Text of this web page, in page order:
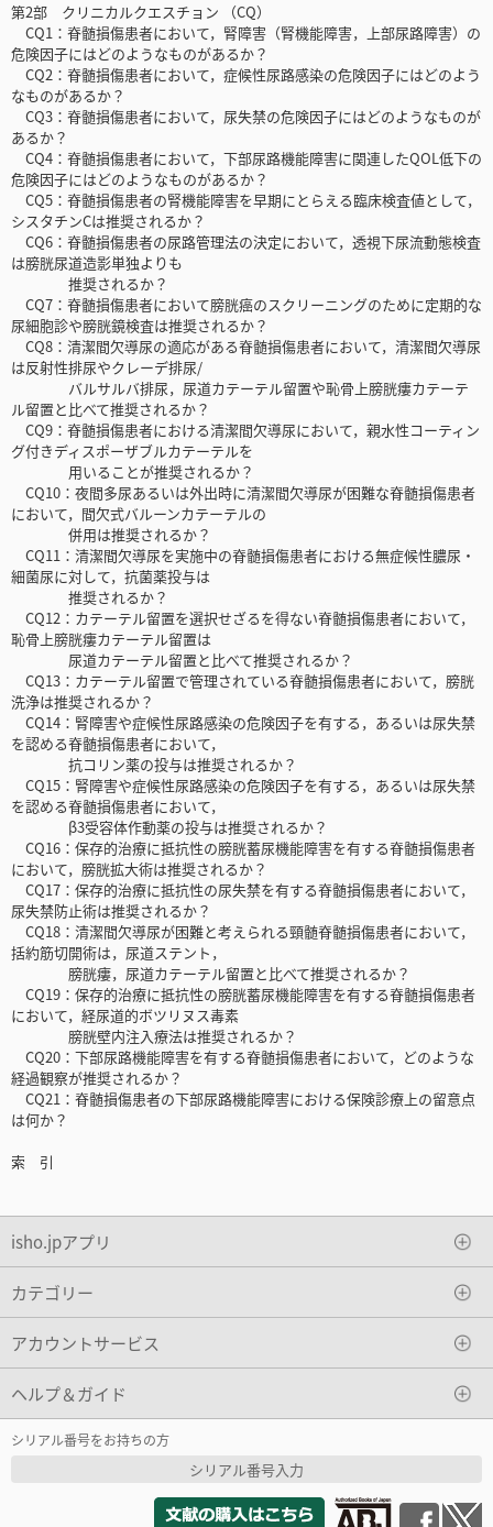
第2部 クリニカルクエスチョン （CQ）
CQ1：脊髄損傷患者において，腎障害（腎機能障害，上部尿路障害）の
危険因子にはどのようなものがあるか？
CQ2：脊髄損傷患者において，症候性尿路感染の危険因子にはどのよう
なものがあるか？
CQ3：脊髄損傷患者において，尿失禁の危険因子にはどのようなものが
あるか？
CQ4：脊髄損傷患者において，下部尿路機能障害に関連したQOL低下の
危険因子にはどのようなものがあるか？
CQ5：脊髄損傷患者の腎機能障害を早期にとらえる臨床検査値として，
シスタチンCは推奨されるか？
CQ6：脊髄損傷患者の尿路管理法の決定において，透視下尿流動態検査
は膀胱尿道造影単独よりも
推奨されるか？
CQ7：脊髄損傷患者において膀胱癌のスクリーニングのために定期的な
尿細胞診や膀胱鏡検査は推奨されるか？
CQ8：清潔間欠導尿の適応がある脊髄損傷患者において，清潔間欠導尿
は反射性排尿やクレーデ排尿/
バルサルバ排尿，尿道カテーテル留置や恥骨上膀胱瘻カテーテ
ル留置と比べて推奨されるか？
CQ9：脊髄損傷患者における清潔間欠導尿において，親水性コーティン
グ付きディスポーザブルカテーテルを
用いることが推奨されるか？
CQ10：夜間多尿あるいは外出時に清潔間欠導尿が困難な脊髄損傷患者
において，間欠式バルーンカテーテルの
併用は推奨されるか？
CQ11：清潔間欠導尿を実施中の脊髄損傷患者における無症候性膿尿・
細菌尿に対して，抗菌薬投与は
推奨されるか？
CQ12：カテーテル留置を選択せざるを得ない脊髄損傷患者において，
恥骨上膀胱瘻カテーテル留置は
尿道カテーテル留置と比べて推奨されるか？
CQ13：カテーテル留置で管理されている脊髄損傷患者において，膀胱
洗浄は推奨されるか？
CQ14：腎障害や症候性尿路感染の危険因子を有する，あるいは尿失禁
を認める脊髄損傷患者において，
抗コリン薬の投与は推奨されるか？
CQ15：腎障害や症候性尿路感染の危険因子を有する，あるいは尿失禁
を認める脊髄損傷患者において，
β3受容体作動薬の投与は推奨されるか？
CQ16：保存的治療に抵抗性の膀胱蓄尿機能障害を有する脊髄損傷患者
において，膀胱拡大術は推奨されるか？
CQ17：保存的治療に抵抗性の尿失禁を有する脊髄損傷患者において，
尿失禁防止術は推奨されるか？
CQ18：清潔間欠導尿が困難と考えられる頸髄脊髄損傷患者において，
括約筋切開術は，尿道ステント，
膀胱瘻，尿道カテーテル留置と比べて推奨されるか？
CQ19：保存的治療に抵抗性の膀胱蓄尿機能障害を有する脊髄損傷患者
において，経尿道的ボツリヌス毒素
膀胱壁内注入療法は推奨されるか？
CQ20：下部尿路機能障害を有する脊髄損傷患者において，どのような
経過観察が推奨されるか？
CQ21：脊髄損傷患者の下部尿路機能障害における保険診療上の留意点
は何か？
索 引
isho.jpアプリ
カテゴリー
アカウントサービス
ヘルプ＆ガイド
シリアル番号をお持ちの方
シリアル番号入力